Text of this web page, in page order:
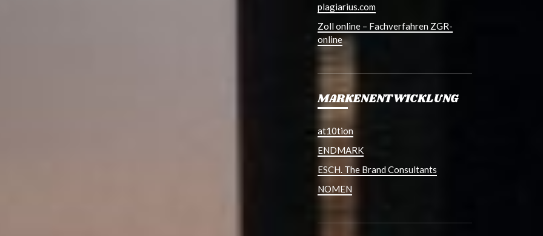
plagiarius.com
Zoll online – Fachverfahren ZGR-
online
MARKENENTWICKLUNG
at10tion
ENDMARK
ESCH. The Brand Consultants
NOMEN